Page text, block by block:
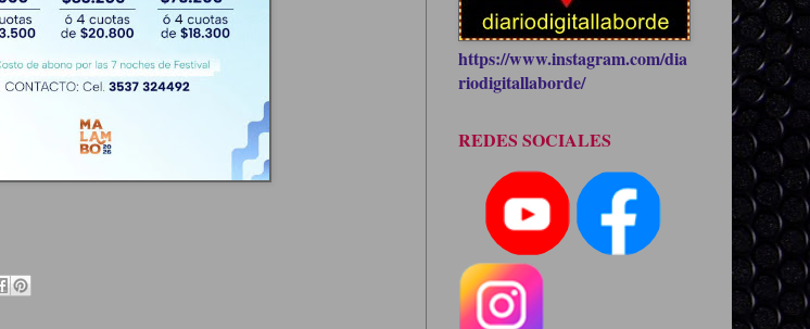
https://www.instagram.com/dia
riodigitallaborde/
REDES SOCIALES